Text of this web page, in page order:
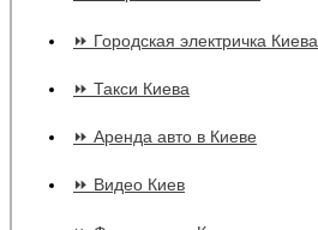
⏩ Городская электричка Киева
⏩ Такси Киева
⏩ Аренда авто в Киеве
⏩ Видео Киев